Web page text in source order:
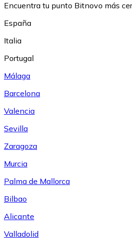
Encuentra tu punto Bitnovo más
España
Italia
Portugal
Málaga
Barcelona
Valencia
Sevilla
Zaragoza
Murcia
Palma de Mallorca
Bilbao
Alicante
Valladolid